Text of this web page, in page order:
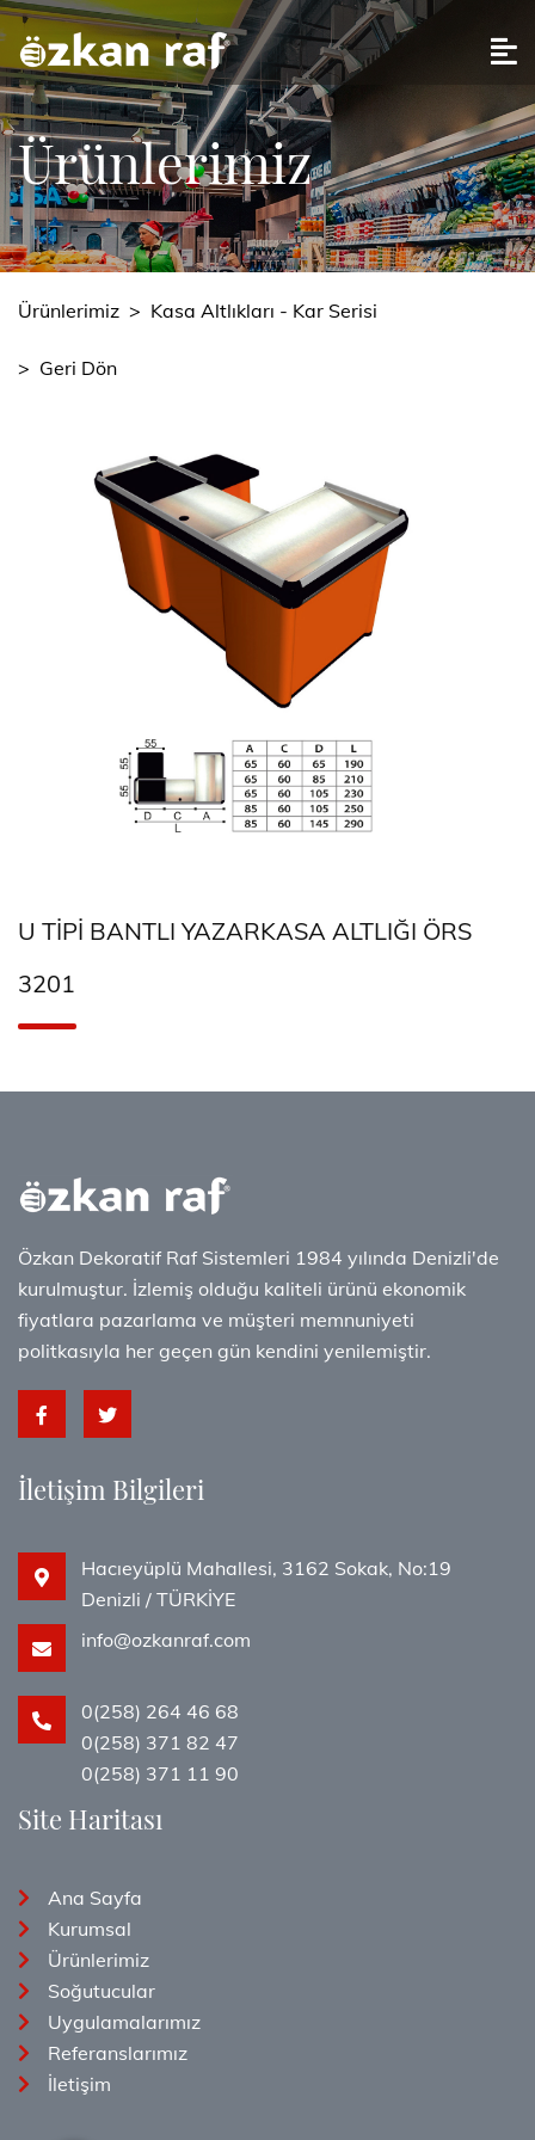
Ürünlerimiz
Ürünlerimiz > Kasa Altlıkları - Kar Serisi
> Geri Dön
U TIPI BANTLI YAZARKASA ALTLIĞI ÖRS
3201
Özkan Dekoratif Raf Sistemleri 1984 yılında Denizli'de
kurulmuştur. İzlemiş olduğu kaliteli ürünü ekonomik
fiyatlara pazarlama ve müşteri memnuniyeti
politkasıyla her geçen gün kendini yenilemiştir.
İletişim Bilgileri
Hacıeyüplü Mahallesi, 3162 Sokak, No:19
Denizli / TÜRKİYE
info@ozkanraf.com
0(258) 264 46 68
0(258) 371 82 47
0(258) 371 11 90
Site Haritası
Ana Sayfa
Kurumsal
Ürünlerimiz
Soğutucular
Uygulamalarımız
Referanslarımız
İletişim